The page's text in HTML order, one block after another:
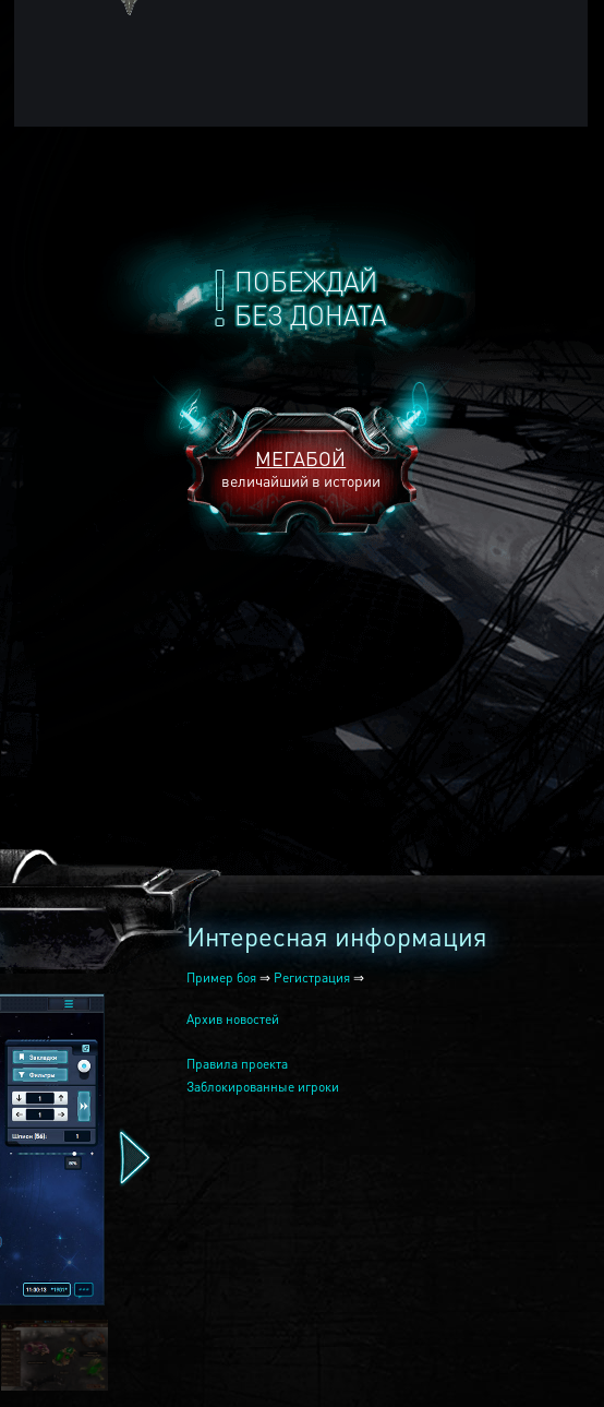
ПОБЕЖДАЙ
БЕЗ ДОНАТА
МЕГАБОЙ
величайший в истории
2240
Интересная информация
Пример боя ⇒ Регистрация ⇒
Архив новостей
Правила проекта
Заблокированные игроки